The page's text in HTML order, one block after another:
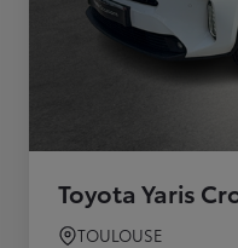
Toyota Yaris
TOULOUSE